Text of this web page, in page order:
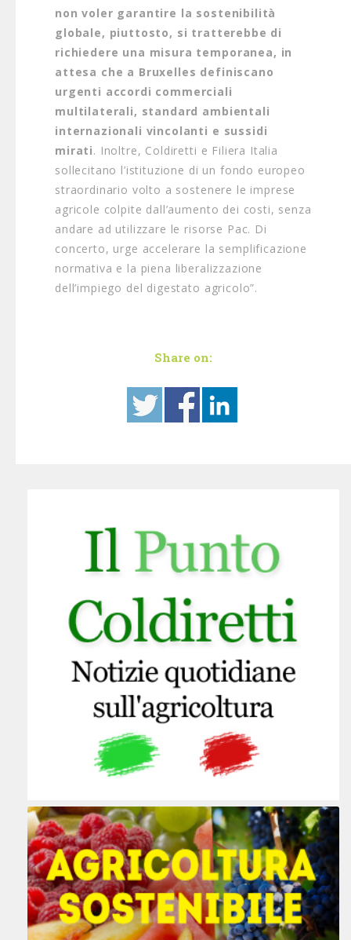
non voler garantire la sostenibilità
globale, piuttosto, si tratterebbe di
richiedere una misura temporanea, in
attesa che a Bruxelles definiscano
urgenti accordi commerciali
multilaterali, standard ambientali
internazionali vincolanti e sussidi
mirati. Inoltre, Coldiretti e Filiera Italia
sollecitano l’istituzione di un fondo europeo
straordinario volto a sostenere le imprese
agricole colpite dall’aumento dei costi, senza
andare ad utilizzare le risorse Pac. Di
concerto, urge accelerare la semplificazione
normativa e la piena liberalizzazione
dell’impiego del digestato agricolo”.
Share on: